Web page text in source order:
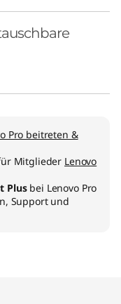
Pro beitreten &
Mitglieder Lenovo
Plusbei Lenovo Pro
Support und